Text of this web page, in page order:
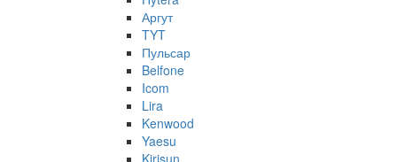
Аргут
TYT
Пульсар
Belfone
Icom
Lira
Kenwood
Yaesu
Kirisun